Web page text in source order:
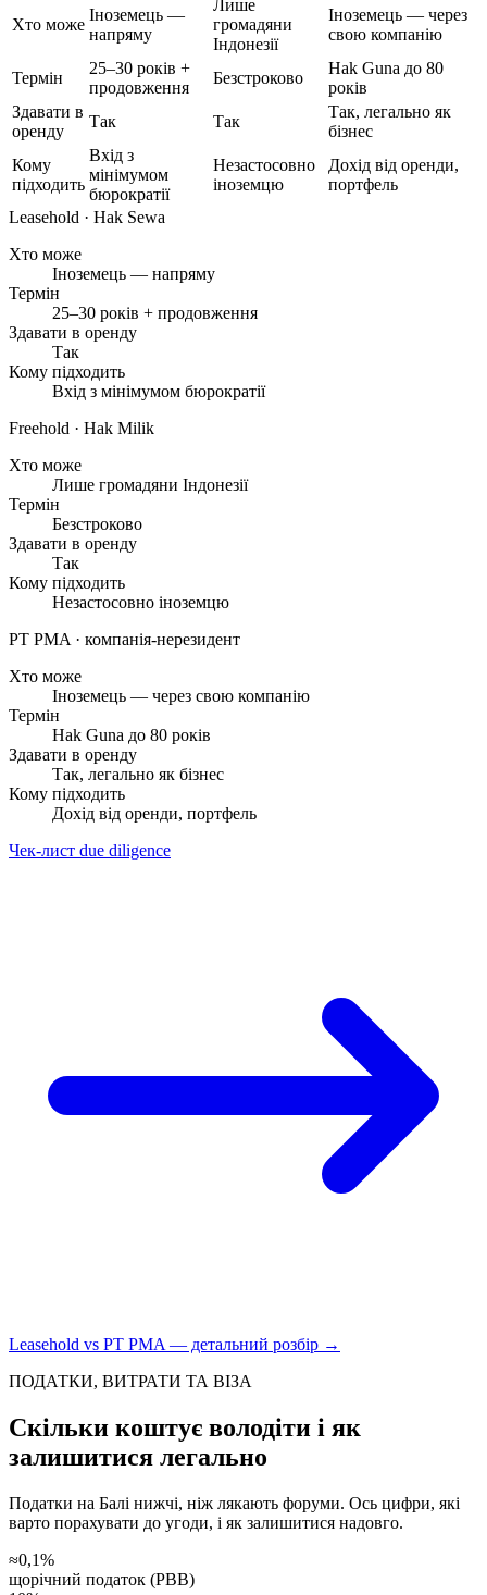
Хто може
Іноземець —
напряму
Лише
громадяни
Індонезії
Іноземець — через
свою компанію
Термін
25–30 років +
продовження
Безстроково
Hak Guna до 80
років
Здавати в
оренду
Так Так
Так, легально як
бізнес
Кому
підходить
Вхід з
мінімумом
бюрократії
Незастосовно
іноземцю
Дохід від оренди,
портфель
Leasehold · Hak Sewa
Хто може
Іноземець — напряму
Термін
25–30 років + продовження
Здавати в оренду
Так
Кому підходить
Вхід з мінімумом бюрократії
Freehold · Hak Milik
Хто може
Лише громадяни Індонезії
Термін
Безстроково
Здавати в оренду
Так
Кому підходить
Незастосовно іноземцю
PT PMA · компанія-нерезидент
Хто може
Іноземець — через свою компанію
Термін
Hak Guna до 80 років
Здавати в оренду
Так, легально як бізнес
Кому підходить
Дохід від оренди, портфель
Чек-лист due diligence
Leasehold vs PT PMA — детальний розбір →
ПОДАТКИ, ВИТРАТИ ТА ВІЗА
Скільки коштує володіти і як
залишитися легально
Податки на Балі нижчі, ніж лякають форуми. Ось цифри, які
варто порахувати до угоди, і як залишитися надовго.
≈0,1%
щорічний податок (PBB)